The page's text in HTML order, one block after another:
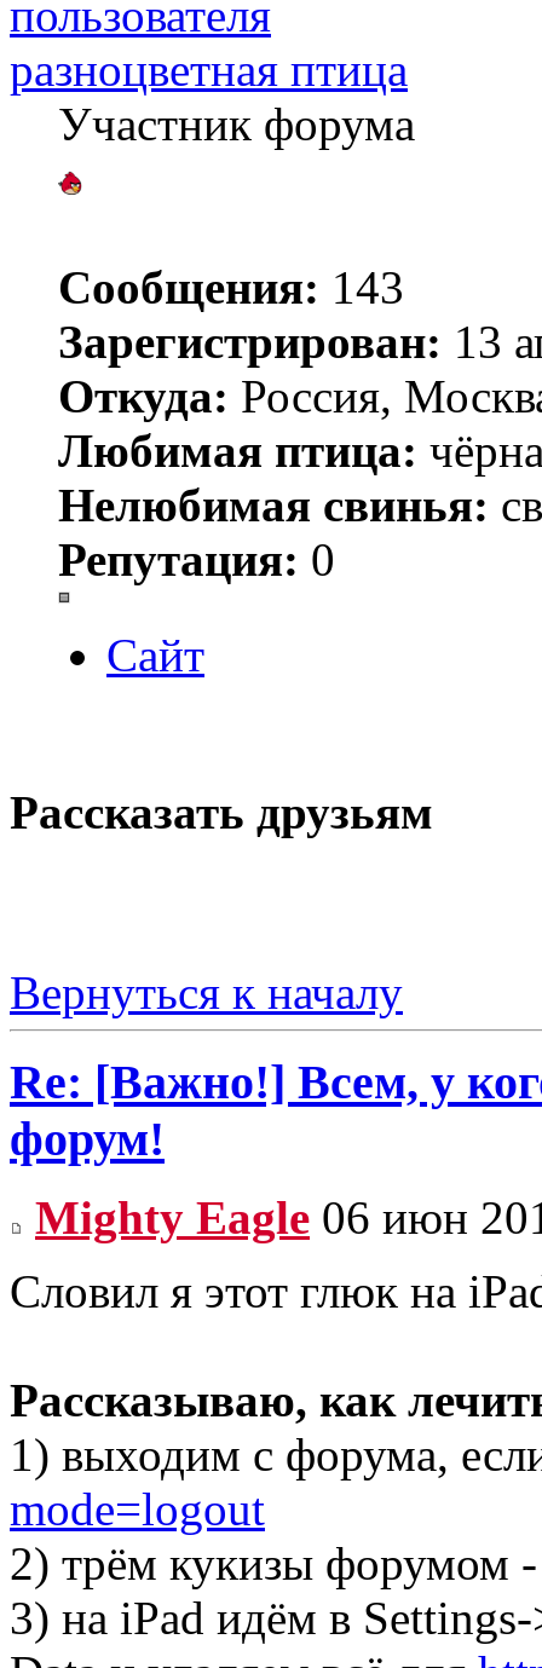
разноцветная птица
Участник форума
Сообщения: 143
Зарегистрирован: 13
Откуда: Россия,
Любимая птица:
Нелюбимая свинья:
Репутация: 0
Сайт
Рассказать друзьям
Вернуться к началу
Re: [Важно!] Всем, у
форум!
Mighty Eagle 06 июн
Словил я этот глюк на
Рассказываю, как
1) выходим с форума,
mode=logout
2) трём кукизы форумом
3) на iPad идём в